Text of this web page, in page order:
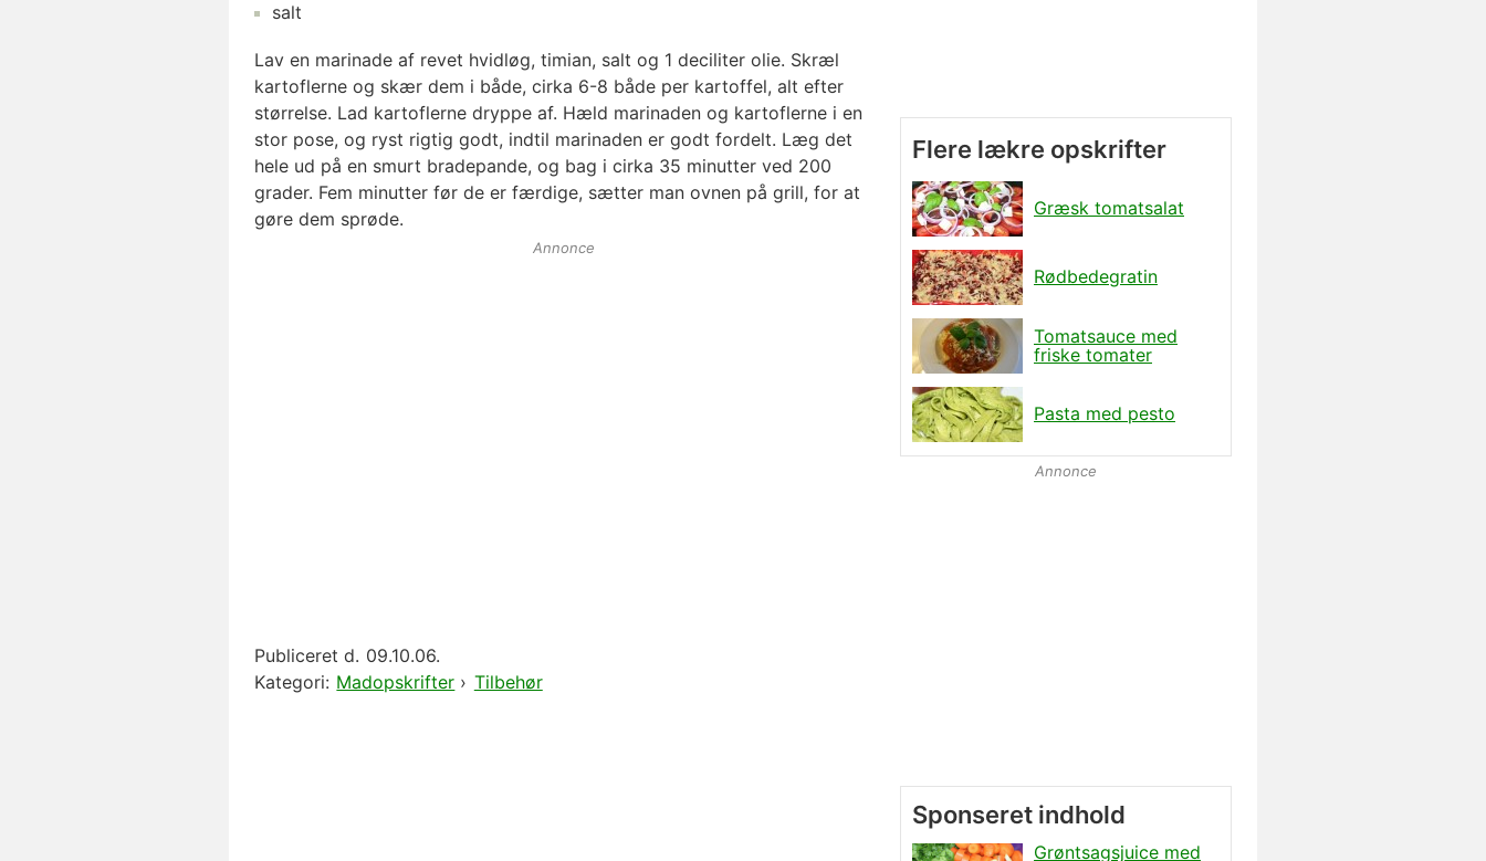
salt
Lav en marinade af revet hvidløg, timian, salt og 1 deciliter olie. Skræl
kartoflerne og skær dem i både, cirka 6-8 både per kartoffel, alt efter
størrelse. Lad kartoflerne dryppe af. Hæld marinaden og kartoflerne i en
stor pose, og ryst rigtig godt, indtil marinaden er godt fordelt. Læg det
hele ud på en smurt bradepande, og bag i cirka 35 minutter ved 200
grader. Fem minutter før de er færdige, sætter man ovnen på grill, for at
gøre dem sprøde.
Annonce
Publiceret d. 09.10.06.
Kategori: Madopskrifter › Tilbehør
Flere lækre opskrifter
Græsk tomatsalat
Rødbedegratin
Tomatsauce med
friske tomater
Pasta med pesto
Annonce